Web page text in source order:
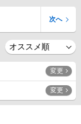
次へ
変更
変更